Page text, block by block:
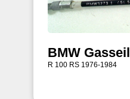
BMW Gasseil
R 100 RS 1976-1984